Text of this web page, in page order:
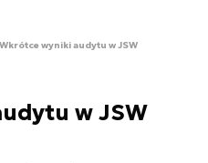
Wkrótce wyniki audytu w JSW
w JSW